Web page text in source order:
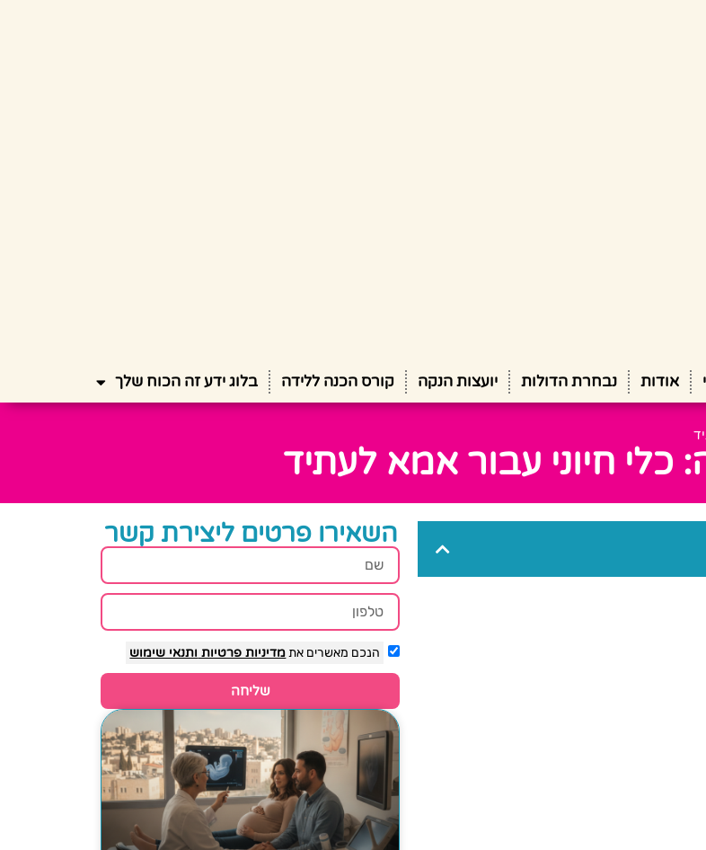
אודות נבחרת הדולות יועצות הנקה קורס הכנה ללידה בלוג ידע זה הכוח שלך
כלי חיוני עבור אמא לעתיד
השאירו פרטים ליצירת קשר
הנכם מאשרים אתמדיניות פרטיות ותנאי שימוש
שליחה